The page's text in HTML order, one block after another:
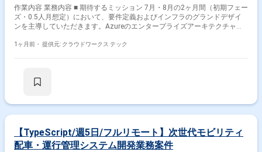
Monitor / Application Insights を用いた監視とアラートのコード化、PITR
によるバックアップ・リストア運用などの環境でご参画いただきます。
作業内容 業務内容 ■ 期待するミッション 7月・8月の2ヶ月間（初期フェー
ズ・0.5人月想定）において、要件定義およびインフラのグランドデザイ
ンを主導していただきます。Azureのエンタープライズアーキテクチャの
し、後続の設計・構築フェーズへ円滑にバトンを繋ぐことがミッションで
ワーク構成（Hub-Spoke構成、Azureランディングゾーンの選定など）の方
ーとの合意形成】 プロジェクトメンバーとの要件整理に加え、必要に応じ
てエンドユーザー（銀行）との打ち合わせ・調整への同席。 ■ 開発環境・
技術スタック クラウド環境: Azure (Azure Landing Zones, Azure Virtual
1ヶ月前・ 提供元: クラウドワークス テック
【TypeScript/週5日/フルリモート】次世代モビリティ
配車・運行管理システム開発業務案件